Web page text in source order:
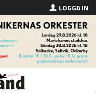
LOGGA IN